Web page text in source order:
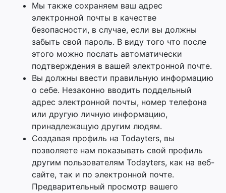
Мы также сохраняем ваш адрес
электронной почты в качестве
безопасности, в случае, если вы должны
забыть свой пароль. В виду того что после
этого можно послать автоматически
подтверждения в вашей электронной почте.
Вы должны ввести правильную информацию
о себе. Незаконно вводить поддельный
адрес электронной почты, номер телефона
или другую личную информацию,
принадлежащую другим людям.
Создавая профиль на Todayters, вы
позволяете нам показывать свой профиль
другим пользователям Todayters, как на веб-
сайте, так и по электронной почте.
Предварительный просмотр вашего